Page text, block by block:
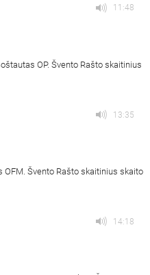
11:48
OP. Švento Rašto skaitinius
13:35
OFM. Švento Rašto skaitinius skaito
14:18